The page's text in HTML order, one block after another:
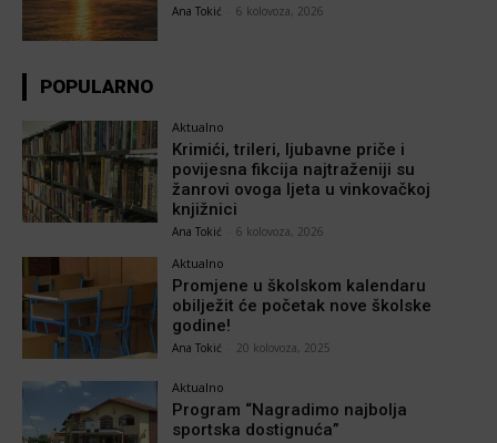
Ana Tokić 6 kolovoza, 2026
POPULARNO
Aktualno
Krimići, trileri, ljubavne priče i
povijesna fikcija najtraženiji su
žanrovi ovoga ljeta u vinkovačkoj
knjižnici
Ana Tokić 6 kolovoza, 2026
Aktualno
Promjene u školskom kalendaru
obilježit će početak nove školske
godine!
Ana Tokić 20 kolovoza, 2025
Aktualno
Program “Nagradimo najbolja
sportska dostignuća”